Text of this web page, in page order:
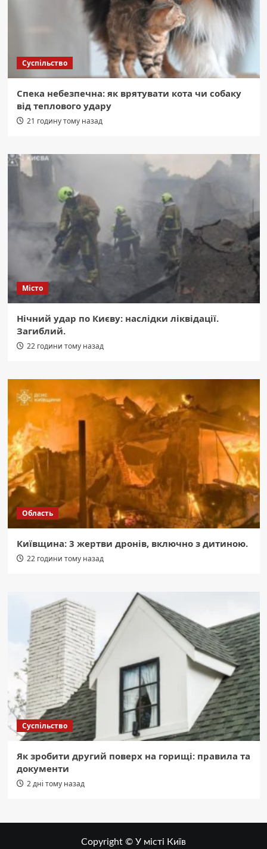
Суспільство
Спека небезпечна: як врятувати кота чи собаку
від теплового удару
21 годину тому назад
Місто
Нічний удар по Києву: наслідки ліквідації.
Загиблий.
22 години тому назад
Область
Київщина: 3 жертви дронів, включно з дитиною.
22 години тому назад
Суспільство
Як зробити другий поверх на горищі: правила та
документи
2 дні тому назад
Copyright © У місті Київ